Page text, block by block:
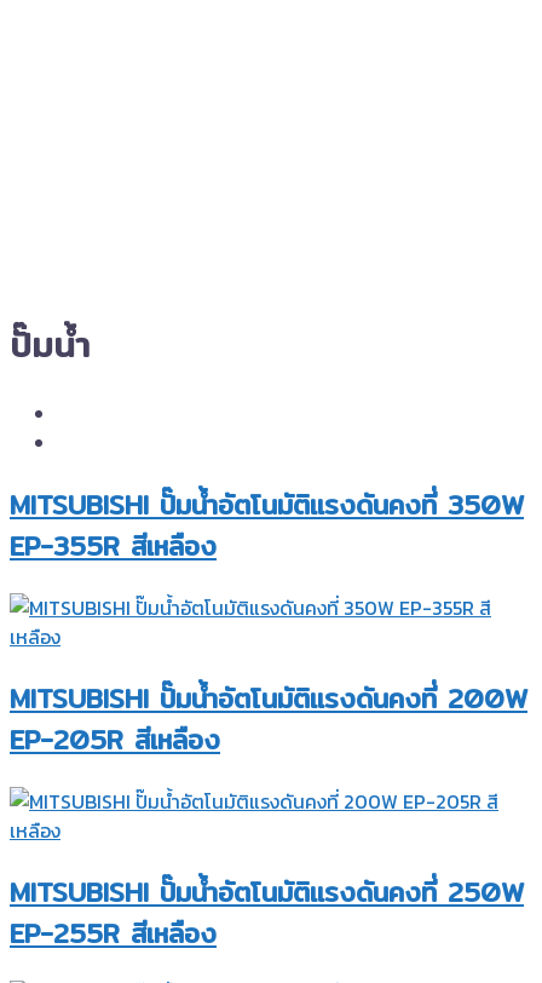
ปั๊มน้ำ
MITSUBISHI ปั๊มน้ำอัตโนมัติแรงดันคงที่ 350W
EP-355R สีเหลือง
MITSUBISHI ปั๊มน้ำอัตโนมัติแรงดันคงที่ 200W
EP-205R สีเหลือง
MITSUBISHI ปั๊มน้ำอัตโนมัติแรงดันคงที่ 250W
EP-255R สีเหลือง